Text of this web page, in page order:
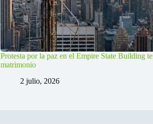
Protesta por la paz en el Empire State Building
matrimonio
2 julio, 2026